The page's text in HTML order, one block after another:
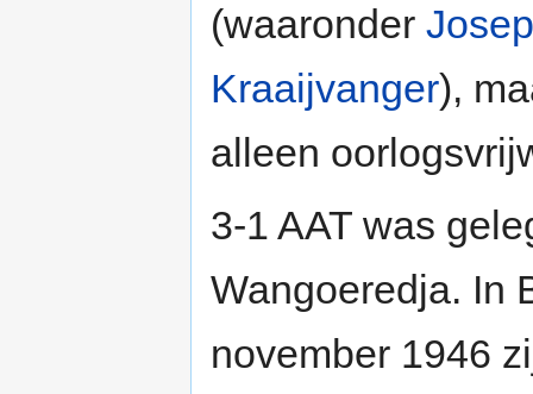
(waaronder
Kraaijvanger),
alleen
3-1 AAT was
Wangoeredja. In
november 1946